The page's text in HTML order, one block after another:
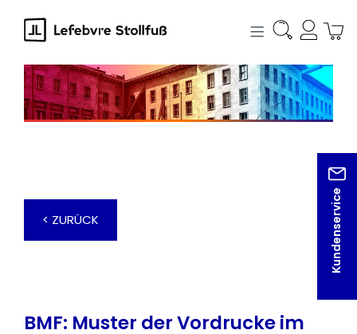
springen
Kundenservice
< ZURÜCK
BMF: Muster der Vordrucke im